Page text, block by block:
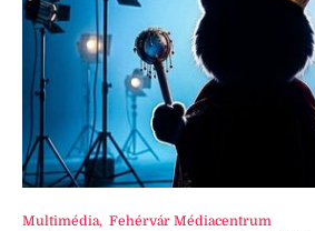
Multimédia, Fehérvár Médiacentrum